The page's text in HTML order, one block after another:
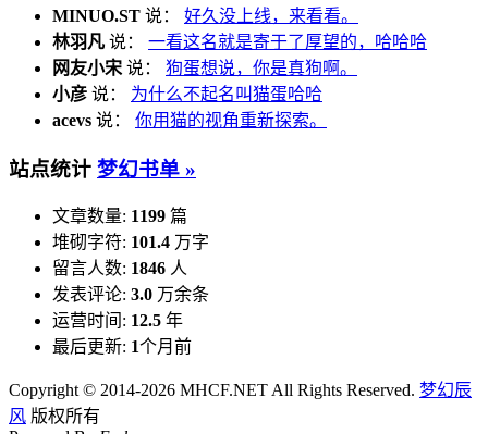
MINUO.ST 说： 好久没上线，来看看。
林羽凡 说： 一看这名就是寄于了厚望的，哈哈哈
网友小宋 说： 狗蛋想说，你是真狗啊。
小彦 说： 为什么不起名叫猫蛋哈哈
acevs 说： 你用猫的视角重新探索。
站点统计 梦幻书单 »
文章数量: 1199 篇
堆砌字符: 101.4 万字
留言人数: 1846 人
发表评论: 3.0 万余条
运营时间: 12.5 年
最后更新: 1个月前
Copyright © 2014-2026 MHCF.NET All Rights Reserved. 梦幻辰
风 版权所有